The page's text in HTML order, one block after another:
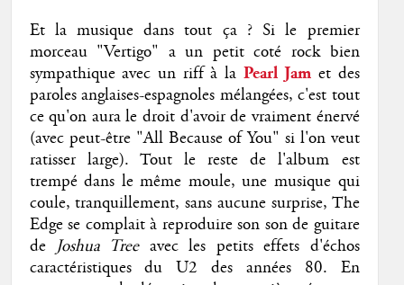
Et la musique dans tout ça ? Si le premier
morceau "Vertigo" a un petit coté rock bien
sympathique avec un riff à laPearl Jam et des
paroles anglaises-espagnoles mélangées, c'est tout
ce qu'on aura le droit d'avoir de vraiment énervé
(avec peut-être "All Because of You" si l'on veut
ratisser large). Tout le reste de l'album est
trempé dans le même moule, une musique qui
coule, tranquillement, sans aucune surprise, The
Edge se complait à reproduire son son de guitare
de Joshua Treeavec les petits effets d'échos
caractéristiques du U2 des années 80. En